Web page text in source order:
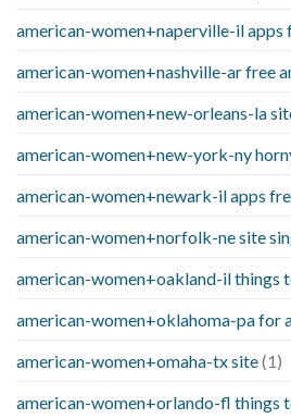
american-women+naperville-il apps
american-women+nashville-ar free
american-women+new-orleans-la
american-women+new-york-ny
american-women+newark-il apps
american-women+norfolk-ne site
american-women+oakland-il things
american-women+oklahoma-pa for
american-women+omaha-tx site(1)
american-women+orlando-fl things